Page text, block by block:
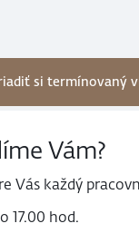
si termínovaný
Vám?
Vás každý
17.00 hod.